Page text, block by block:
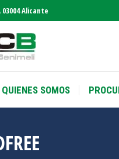
Alicante
QUIENES SOMOS
QUIENES SOMOS